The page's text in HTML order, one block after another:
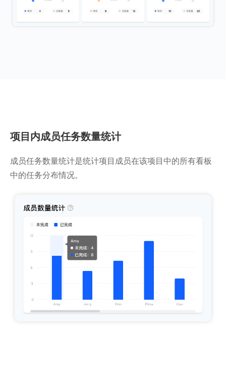
项目内成员任务数量统计
成员任务数量统计是统计项目成员在该项目中的所有看板
中的任务分布情况。